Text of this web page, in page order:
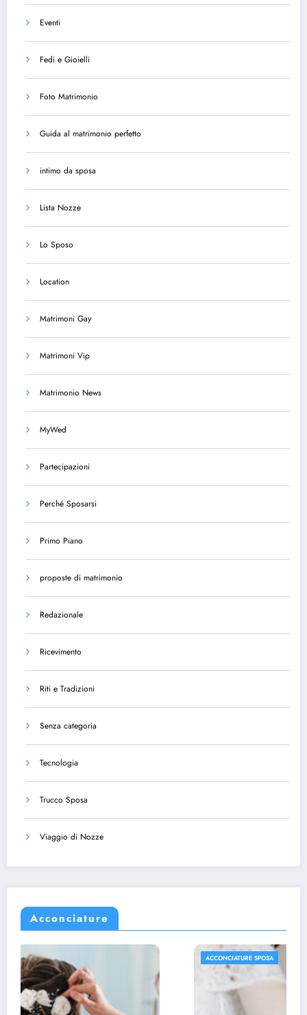
Eventi
Fedi e Gioielli
Foto Matrimonio
Guida al matrimonio perfetto
intimo da sposa
Lista Nozze
Lo Sposo
Location
Matrimoni Gay
Matrimoni Vip
Matrimonio News
MyWed
Partecipazioni
Perché Sposarsi
Primo Piano
proposte di matrimonio
Redazionale
Ricevimento
Riti e Tradizioni
Senza categoria
Tecnologia
Trucco Sposa
Viaggio di Nozze
Acconciature
ACCONCIATURE SPOSA